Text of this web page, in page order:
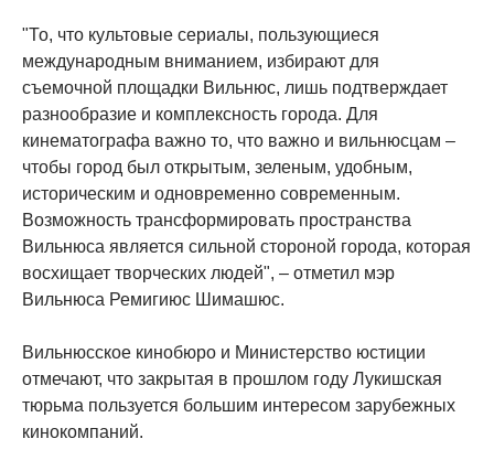
"То, что культовые сериалы, пользующиеся
международным вниманием, избирают для
съемочной площадки Вильнюс, лишь подтверждает
разнообразие и комплексность города. Для
кинематографа важно то, что важно и вильнюсцам –
чтобы город был открытым, зеленым, удобным,
историческим и одновременно современным.
Возможность трансформировать пространства
Вильнюса является сильной стороной города, которая
восхищает творческих людей", – отметил мэр
Вильнюса Ремигиюс Шимашюс.
Вильнюсское кинобюро и Министерство юстиции
отмечают, что закрытая в прошлом году Лукишская
тюрьма пользуется большим интересом зарубежных
кинокомпаний.